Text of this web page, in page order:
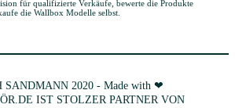
für qualifizierte Verkäufe, bewerte die Produkte
die Wallbox Modelle selbst.
SANDMANN 2020 - Made with ❤
IST STOLZER PARTNER VON